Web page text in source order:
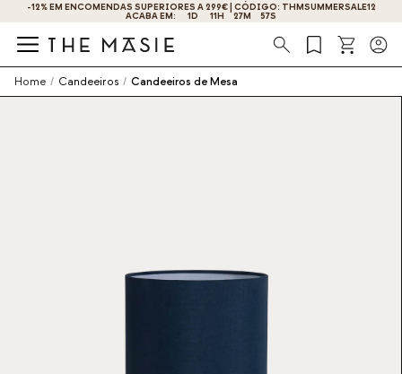
-12% EM ENCOMENDAS SUPERIORES A 299€ | CÓDIGO: THMSUMMERSALE12
ACABA EM: 1D 11H 27M 56S
OBTENHA 10% DE DESCONTO AO SE INSCREVER AGORA!
Procura
Home / Candeeiros / Candeeiros de Mesa